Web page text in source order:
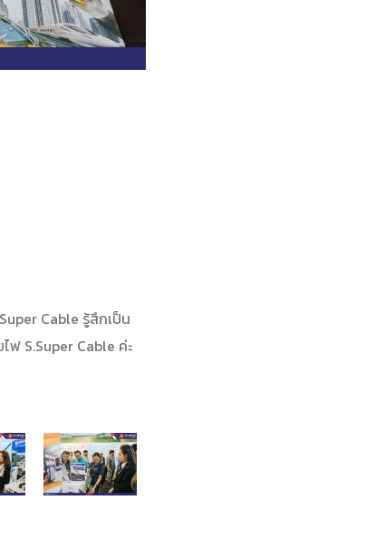
Cable รู้สึกเป็น
S.Super Cable ค่ะ